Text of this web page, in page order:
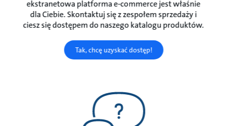
ekstranetowa platforma e-commerce jest właśnie
dla Ciebie. Skontaktuj się z zespołem sprzedaży i
ciesz się dostępem do naszego katalogu produktów.
Tak, chcę uzyskać dostęp!